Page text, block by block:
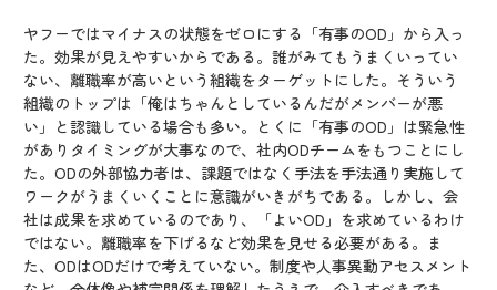
ヤフーではマイナスの状態をゼロにする「有事のOD」から入っ
た。効果が見えやすいからである。誰がみてもうまくいってい
ない、離職率が高いという組織をターゲットにした。そういう
組織のトップは「俺はちゃんとしているんだがメンバーが悪
い」と認識している場合も多い。とくに「有事のOD」は緊急性
がありタイミングが大事なので、社内ODチームをもつことにし
た。ODの外部協力者は、課題ではなく手法を手法通り実施して
ワークがうまくいくことに意識がいきがちである。しかし、会
社は成果を求めているのであり、「よいOD」を求めているわけ
ではない。離職率を下げるなど効果を見せる必要がある。ま
た、ODはODだけで考えていない。制度や人事異動アセスメント